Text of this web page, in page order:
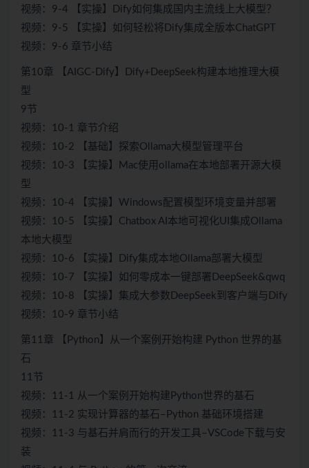
视频：9-4 【实操】Dify如何集成国内主流线上大模型？
视频：9-5 【实操】如何轻松将Dify集成全版本ChatGPT
视频：9-6 章节小结
第10章 【AIGC-Dify】Dify+DeepSeek构建本地推理大模
型
9节
视频：10-1 章节介绍
视频：10-2 【基础】探索Ollama大模型管理平台
视频：10-3 【实操】Mac使用ollama在本地部署开源大模
型
视频：10-4 【实操】Windows配置模型环境变量并部署
视频：10-5 【实操】Chatbox AI本地可视化UI集成Ollama
本地大模型
视频：10-6 【实操】Dify集成本地Ollama部署大模型
视频：10-7 【实操】如何零成本一键部署DeepSeek&qwq
视频：10-8 【实操】集成大参数DeepSeek到客户端与Dify
视频：10-9 章节小结
第11章 【Python】从一个案例开始构建 Python 世界的基
石
11节
视频：11-1 从一个案例开始构建Python世界的基石
视频：11-2 实现计算器的基石–Python 基础环境搭建
视频：11-3 与基石并肩而行的开发工具–VSCode下载与安
装